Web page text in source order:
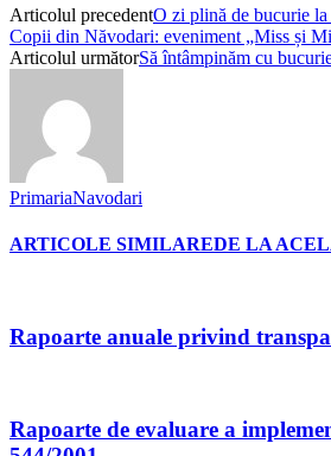
Articolul precedentO zi plină de bucurie
Copii din Năvodari: eveniment „Miss și
Articolul următorSă întâmpinăm cu
PrimariaNavodari
ARTICOLE SIMILAREDE LA
Rapoarte anuale privind
Rapoarte de evaluare a